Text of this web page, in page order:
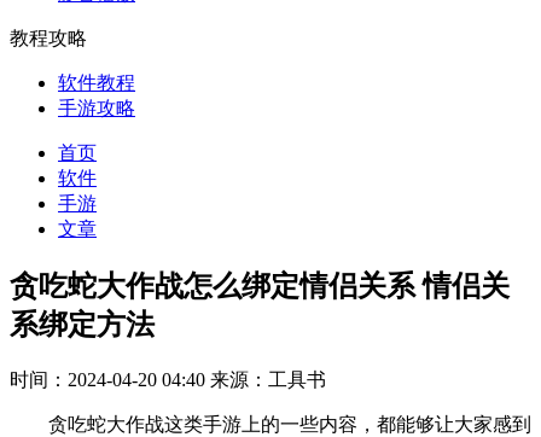
教程攻略
软件教程
手游攻略
首页
软件
手游
文章
贪吃蛇大作战怎么绑定情侣关系 情侣关
系绑定方法
时间：2024-04-20 04:40 来源：工具书
贪吃蛇大作战这类手游上的一些内容，都能够让大家感到